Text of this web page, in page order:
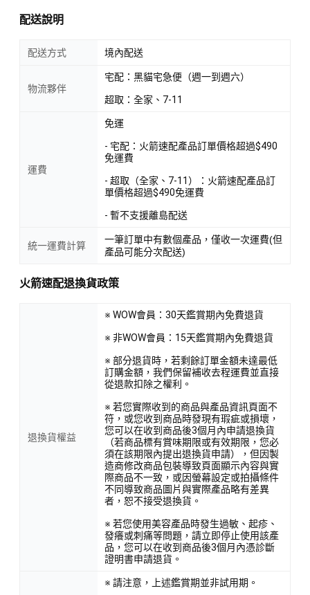
配送說明
配送方式 境內配送
物流夥伴
宅配：黑貓宅急便（週一到週六）
超取：全家、7-11
運費
免運
- 宅配：火箭速配產品訂單價格超過$490
免運費
- 超取（全家、7-11）：火箭速配產品訂
單價格超過$490免運費
- 暫不支援離島配送
統一運費計算
一筆訂單中有數個產品，僅收一次運費(但
產品可能分次配送)
火箭速配退換貨政策
退換貨權益
※ WOW會員：30天鑑賞期內免費退貨
※ 非WOW會員：15天鑑賞期內免費退貨
※ 部分退貨時，若剩餘訂單金額未達最低
訂購金額，我們保留補收去程運費並直接
從退款扣除之權利。
※ 若您實際收到的商品與產品資訊頁面不
符，或您收到商品時發現有瑕疵或損壞，
您可以在收到商品後3個月內申請退換貨
（若商品標有賞味期限或有效期限，您必
須在該期限內提出退換貨申請），但因製
造商修改商品包裝導致頁面顯示內容與實
際商品不一致，或因螢幕設定或拍攝條件
不同導致商品圖片與實際產品略有差異
者，恕不接受退換貨。
※ 若您使用美容產品時發生過敏、起疹、
發癢或刺痛等問題，請立即停止使用該產
品，您可以在收到商品後3個月內憑診斷
證明書申請退貨。
※ 請注意，上述鑑賞期並非試用期。